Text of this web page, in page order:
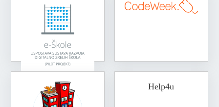
Help4u